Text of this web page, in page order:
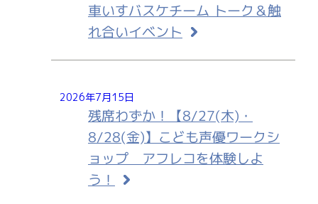
車いすバスケチーム トーク＆触
れ合いイベント
2026年7月15日
残席わずか！【8/27(木)・
8/28(金)】こども声優ワークシ
ョップ アフレコを体験しよ
う！